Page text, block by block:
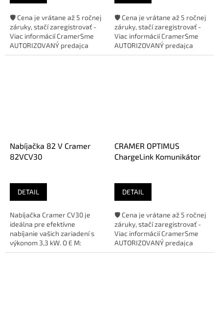
🛡️ Cena je vrátane až 5 ročnej
záruky, stačí zaregistrovať -
Viac informácií CramerSme
AUTORIZOVANÝ predajca
značky
🛡️ Cena je vrátane až 5 ročnej
záruky, stačí zaregistrovať -
Viac informácií CramerSme
AUTORIZOVANÝ predajca
značky
Nabíjačka 82 V Cramer
82VCV30
DETAIL
Nabíjačka Cramer CV30 je
ideálna pre efektívne
nabíjanie vašich zariadení s
výkonom 3,3 kW. O E M:
187500086 Výkon...
CRAMER OPTIMUS
ChargeLink Komunikátor
DETAIL
🛡️ Cena je vrátane až 5 ročnej
záruky, stačí zaregistrovať -
Viac informácií CramerSme
AUTORIZOVANÝ predajca
značky